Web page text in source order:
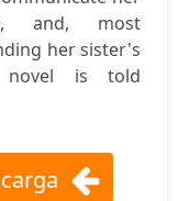
and, most
her sister's
novel is told